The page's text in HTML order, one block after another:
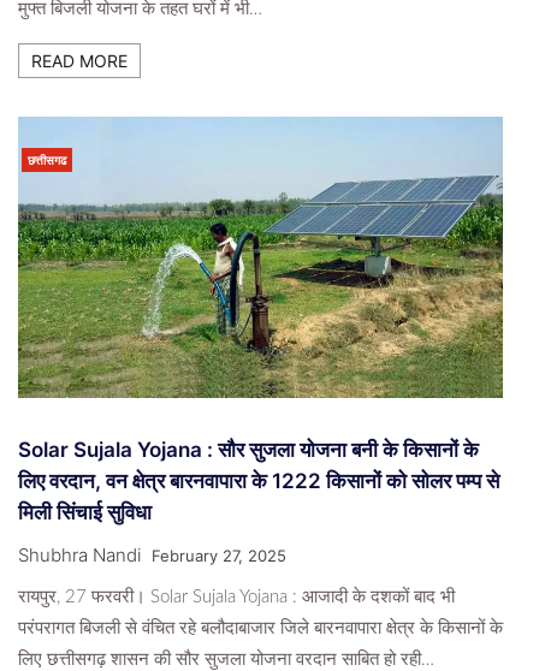
मुफ्त बिजली योजना के तहत घरों में भी…
READ MORE
छत्तीसगढ
Solar Sujala Yojana : सौर सुजला योजना बनी के किसानों के
लिए वरदान, वन क्षेत्र बारनवापारा के 1222 किसानों को सोलर पम्प से
मिली सिंचाई सुविधा
Shubhra Nandi February 27, 2025
रायपुर, 27 फरवरी। Solar Sujala Yojana : आजादी के दशकों बाद भी
परंपरागत बिजली से वंचित रहे बलौदाबाजार जिले बारनवापारा क्षेत्र के किसानों के
लिए छत्तीसगढ़ शासन की सौर सुजला योजना वरदान साबित हो रही…